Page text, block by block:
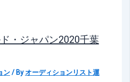
・ジャパン2020千葉
ン/ Byオーディションリスト運